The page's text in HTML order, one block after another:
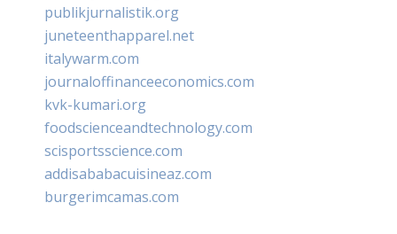
publikjurnalistik.org
juneteenthapparel.net
italywarm.com
journaloffinanceeconomics.com
kvk-kumari.org
foodscienceandtechnology.com
scisportsscience.com
addisababacuisineaz.com
burgerimcamas.com